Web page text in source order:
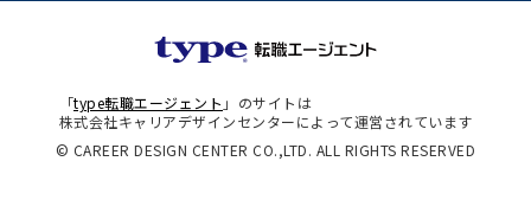
「type転職エージェント 」のサイトは
株式会社キャリアデザインセンターによって運営されています
© CAREER DESIGN CENTER CO.,LTD. ALL RIGHTS RESERVED